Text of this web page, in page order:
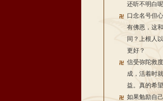
还听不明白
口念名号但
有佛恩，这
同？上根人
更好？
信受弥陀救
成，活着时
益。真的希
如果勉励自